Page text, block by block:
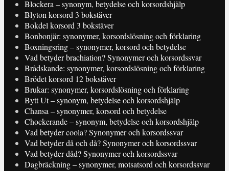
Blockera – synonym, betydelse och korsordshjälp
Blyton korsord 3 bokstäver
Bokdel korsord 3 bokstäver
Bonbonjär: synonymer, korsordslösning och förklaring
Boxningsring – synonymer, korsord och betydelse
Vad betyder brachiation? Synonymer och korsordssvar
Brådskande: synonymer, korsordslösning och förklaring
Brödet korsord 12 bokstäver
Brukar: synonymer, korsordslösning och förklaring
Bytt Ut – synonym, betydelse och korsordshjälp
Chansa – synonymer, korsord och betydelse
Chockerande – synonym, betydelse och korsordshjälp
Vad betyder coola? Synonymer och korsordssvar
Vad betyder då och då? Synonymer och korsordssvar
Vad betyder dåd? Synonymer och korsordssvar
Dagbräckning – synonymer, motsatsord och korsordssvar